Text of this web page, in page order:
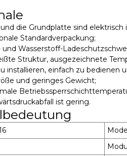
und die Grundplatte sind
Standardverpackung;
und Wasserstoff-
Struktur, ausgezeichnete
installieren, einfach zu bedienen
und geringes Gewicht;
ist gering.